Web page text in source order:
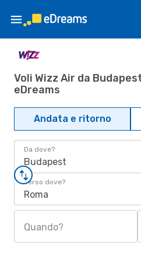
Voli Wizz Air da
eDreams
Andata e ritorno
Da dove?
Budapest
Verso dove?
Roma
Quando?